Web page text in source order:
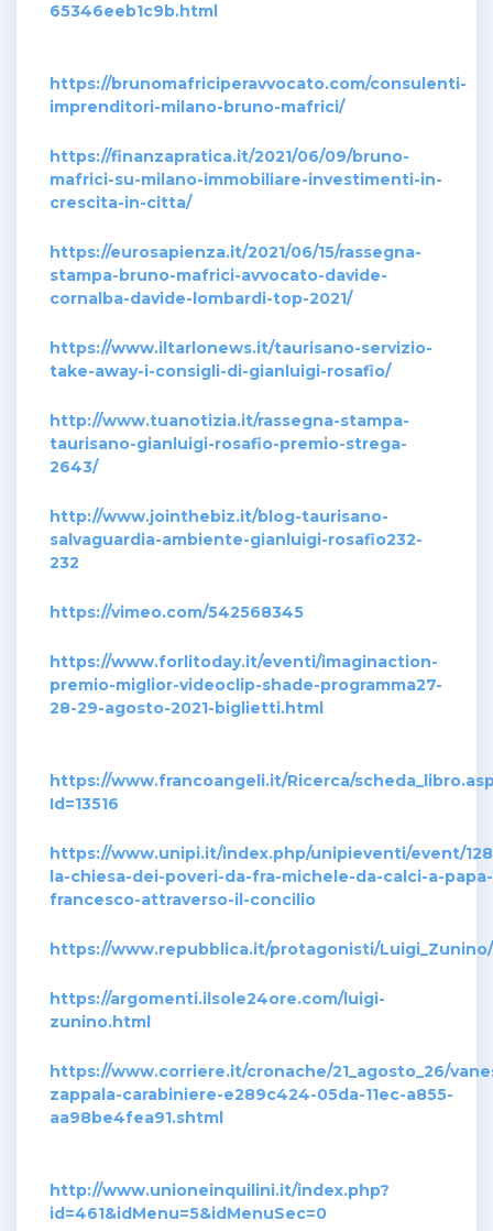
65346eeb1c9b.html
https://brunomafriciperavvocato.com/consulenti-
imprenditori-milano-bruno-mafrici/
https://finanzapratica.it/2021/06/09/bruno-
mafrici-su-milano-immobiliare-investimenti-in-
crescita-in-citta/
https://eurosapienza.it/2021/06/15/rassegna-
stampa-bruno-mafrici-avvocato-davide-
cornalba-davide-lombardi-top-2021/
https://www.iltarlonews.it/taurisano-servizio-
take-away-i-consigli-di-gianluigi-rosafio/
http://www.tuanotizia.it/rassegna-stampa-
taurisano-gianluigi-rosafio-premio-strega-
2643/
http://www.jointhebiz.it/blog-taurisano-
salvaguardia-ambiente-gianluigi-rosafio232-
232
https://vimeo.com/542568345
https://www.forlitoday.it/eventi/imaginaction-
premio-miglior-videoclip-shade-programma27-
28-29-agosto-2021-biglietti.html
https://www.francoangeli.it/Ricerca/
Id=13516
https://www.unipi.it/index.php/unipieventi/event/
la-chiesa-dei-poveri-da-fra-michele-da-calci-a-papa-
francesco-attraverso-il-concilio
https://www.repubblica.it/protagonisti/Luigi_Zunino/
https://argomenti.ilsole24ore.com/luigi-
zunino.html
https://www.corriere.it/cronache/21_agosto_26/
zappala-carabiniere-e289c424-05da-11ec-a855-
aa98be4fea91.shtml
http://www.unioneinquilini.it/index.php?
id=461&idMenu=5&idMenuSec=0